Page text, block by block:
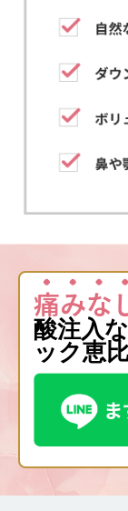
痛みな
酸注入
ック恵